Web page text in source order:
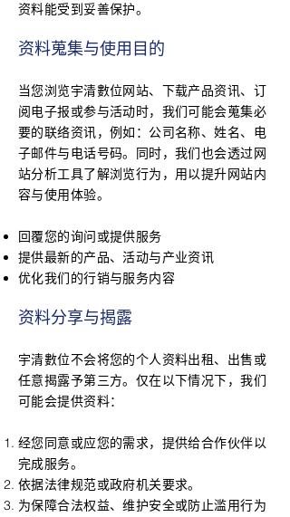
资料能受到妥善保护。
资料蒐集与使用目的
当您浏览宇清數位网站、下载产品资讯、订
阅电子报或参与活动时，我们可能会蒐集必
要的联络资讯，例如：公司名称、姓名、电
子邮件与电话号码。同时，我们也会透过网
站分析工具了解浏览行为，用以提升网站内
容与使用体验。
回覆您的询问或提供服务
提供最新的产品、活动与产业资讯
优化我们的行销与服务内容
资料分享与揭露
宇清數位不会将您的个人资料出租、出售或
任意揭露予第三方。仅在以下情况下，我们
可能会提供资料：
经您同意或应您的需求，提供给合作伙伴以
完成服务。
依据法律规范或政府机关要求。
为保障合法权益、维护安全或防止滥用行为